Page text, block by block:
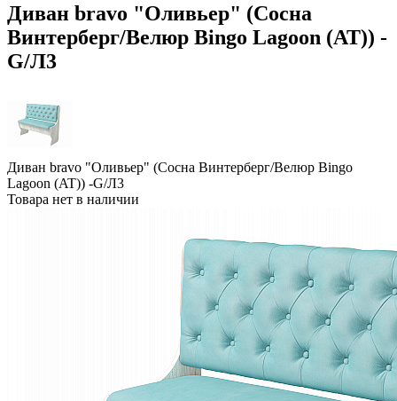
Диван bravo "Оливьер" (Сосна
Винтерберг/Велюр Bingo Lagoon (AT)) -
G/Л3
Диван bravo "Оливьер" (Сосна Винтерберг/Велюр Bingo
Lagoon (AT)) -G/Л3
Товара нет в наличии